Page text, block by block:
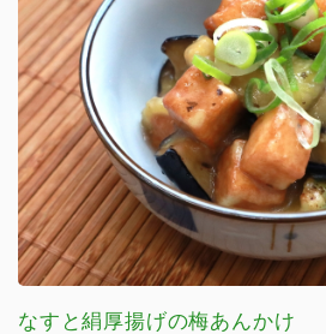
なすと絹厚揚げの梅あんかけ